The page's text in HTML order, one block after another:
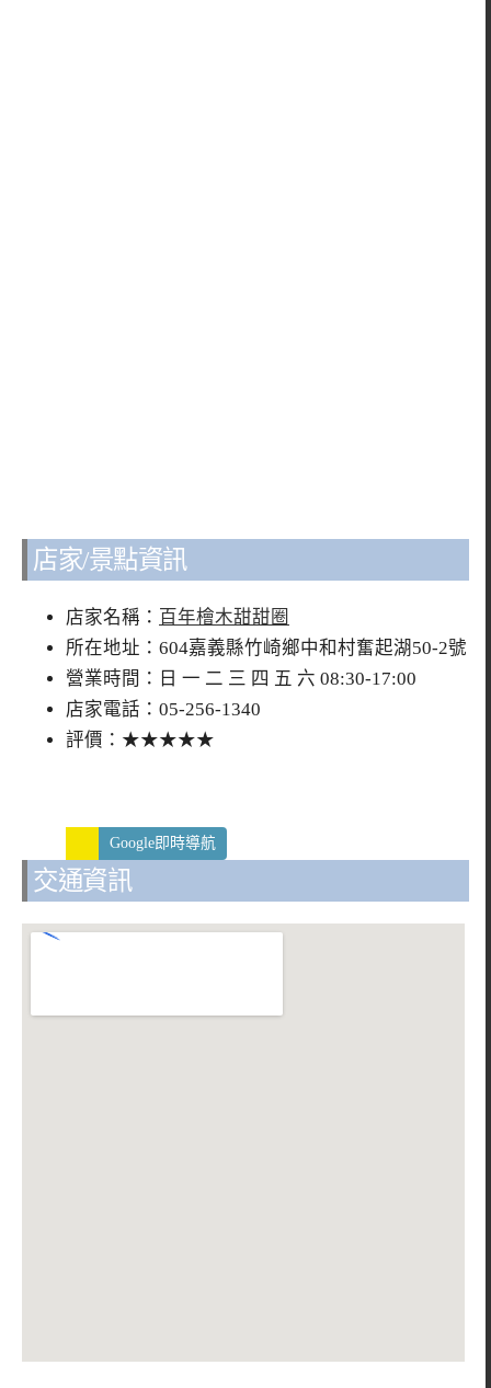
店家/景點資訊
店家名稱： 百年檜木甜甜圈
所在地址：604嘉義縣竹崎鄉中和村奮起湖50-2號
營業時間：日 一 二 三 四 五 六 08:30-17:00
店家電話：05-256-1340
評價：★★★★★
Google即時導航
交通資訊